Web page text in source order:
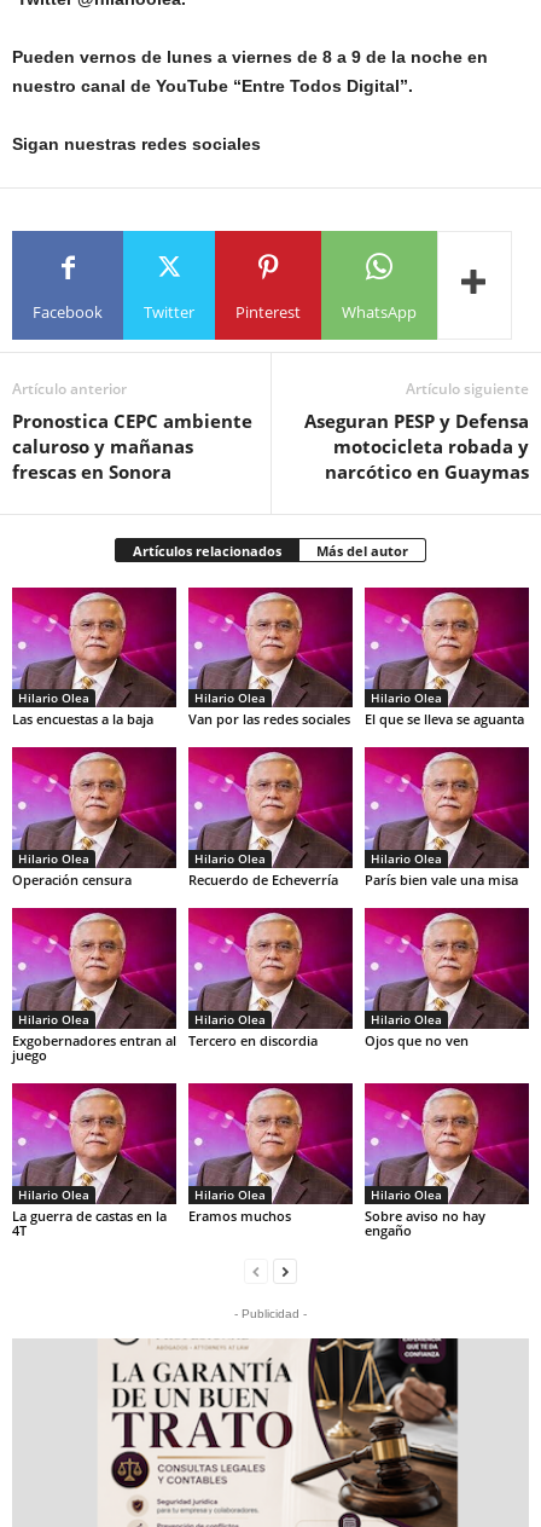
Pueden vernos de lunes a viernes de 8 a 9 de la noche en
nuestro canal de YouTube “Entre Todos Digital”.
Sigan nuestras redes sociales
Facebook Twitter Pinterest WhatsApp
Artículo anterior
Pronostica CEPC ambiente
caluroso y mañanas
frescas en Sonora
Artículo siguiente
Aseguran PESP y Defensa
motocicleta robada y
narcótico en Guaymas
Artículos relacionados Más del autor
Hilario Olea
Las encuestas a la baja
Hilario Olea
Van por las redes sociales
Hilario Olea
El que se lleva se aguanta
Hilario Olea
Operación censura
Hilario Olea
Recuerdo de Echeverría
Hilario Olea
París bien vale una misa
Hilario Olea
Exgobernadores entran al
juego
Hilario Olea
Tercero en discordia
Hilario Olea
Ojos que no ven
Hilario Olea
La guerra de castas en la
4T
Hilario Olea
Eramos muchos
Hilario Olea
Sobre aviso no hay
engaño
- Publicidad -